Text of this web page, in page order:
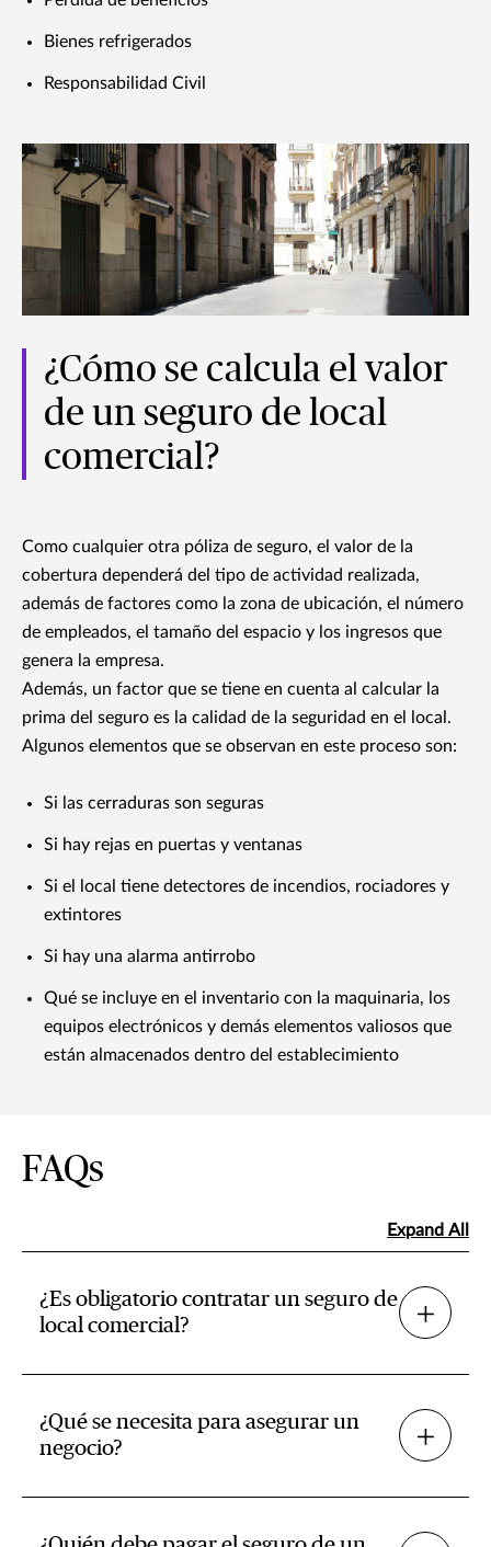
Bienes refrigerados
Responsabilidad Civil
¿Cómo se calcula el valor
de un seguro de local
comercial?
Como cualquier otra póliza de seguro, el valor de la
cobertura dependerá del tipo de actividad realizada,
además de factores como la zona de ubicación, el número
de empleados, el tamaño del espacio y los ingresos que
genera la empresa.
Además, un factor que se tiene en cuenta al calcular la
prima del seguro es la calidad de la seguridad en el local.
Algunos elementos que se observan en este proceso son:
Si las cerraduras son seguras
Si hay rejas en puertas y ventanas
Si el local tiene detectores de incendios, rociadores y
extintores
Si hay una alarma antirrobo
Qué se incluye en el inventario con la maquinaria, los
equipos electrónicos y demás elementos valiosos que
están almacenados dentro del establecimiento
FAQs
Expand All
¿Es obligatorio contratar un seguro de
local comercial?
¿Qué se necesita para asegurar un
negocio?